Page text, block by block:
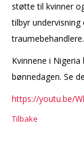
støtte til kvinner
tilbyr
traumebehandlere.
Kvinnene i
bønnedagen. Se
https://youtu.be/
Tilbake